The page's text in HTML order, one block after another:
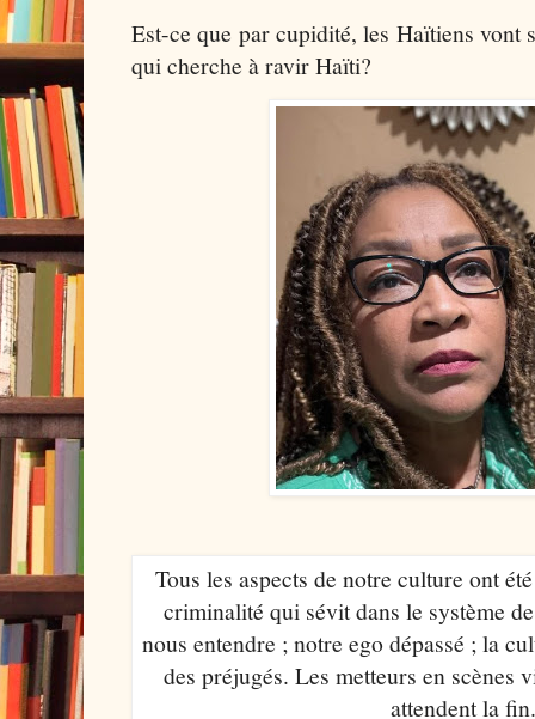
Est-ce que par cupidité, les Haïtiens vont
qui cherche à ravir Haïti?
Tous les aspects de notre culture ont
criminalité qui sévit dans le système
nous entendre ; notre ego dépassé ; la
des préjugés. Les metteurs en scènes
attendent la